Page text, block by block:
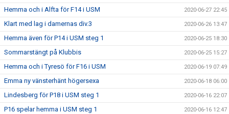
Hemma och i Alfta för F14 i USM 2020-06-27 22:45
Klart med lag i damernas div.3 2020-06-26 13:47
Hemma även för P14 i USM steg 1 2020-06-25 18:30
Sommarstängt på Klubbis 2020-06-25 15:27
Hemma och i Tyresö för F16 i USM 2020-06-19 07:49
Emma ny vänsterhänt högersexa 2020-06-18 06:00
Lindesberg för P18 i USM steg 1 2020-06-16 22:07
P16 spelar hemma i USM steg 1 2020-06-16 12:47